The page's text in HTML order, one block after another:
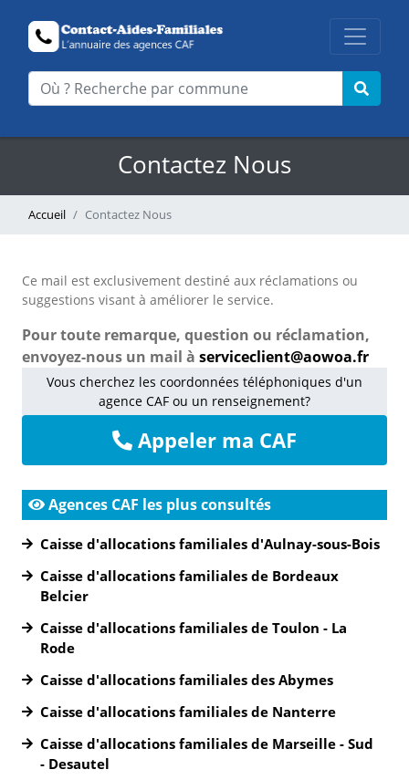
Contactez Nous
Accueil Contactez Nous
Ce mail est exclusivement destiné aux réclamations ou
suggestions visant à améliorer le service.
Pour toute remarque, question ou réclamation,
envoyez-nous un mail à serviceclient@aowoa.fr
Vous cherchez les coordonnées téléphoniques d'un
agence CAF ou un renseignement?
Appeler ma CAF
Agences CAF les plus consultés
Caisse d'allocations familiales d'Aulnay-sous-Bois
Caisse d'allocations familiales de Bordeaux
Belcier
Caisse d'allocations familiales de Toulon - La
Rode
Caisse d'allocations familiales des Abymes
Caisse d'allocations familiales de Nanterre
Caisse d'allocations familiales de Marseille - Sud
- Desautel